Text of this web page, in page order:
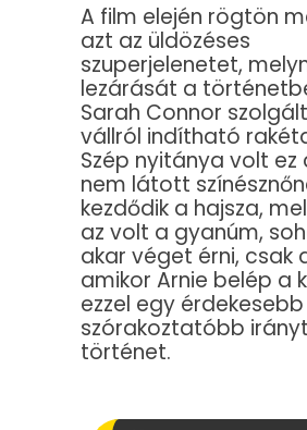
A film elején rögtön
azt az üldözéses
szuperjelenetet,
lezárását a
Sarah Connor
vállról indítható
Szép nyitánya volt ez
nem látott
kezdődik a hajsza,
az volt a gyanúm,
akar véget érni, csak
amikor Arnie belép a
ezzel egy
szórakoztatóbb
történet.